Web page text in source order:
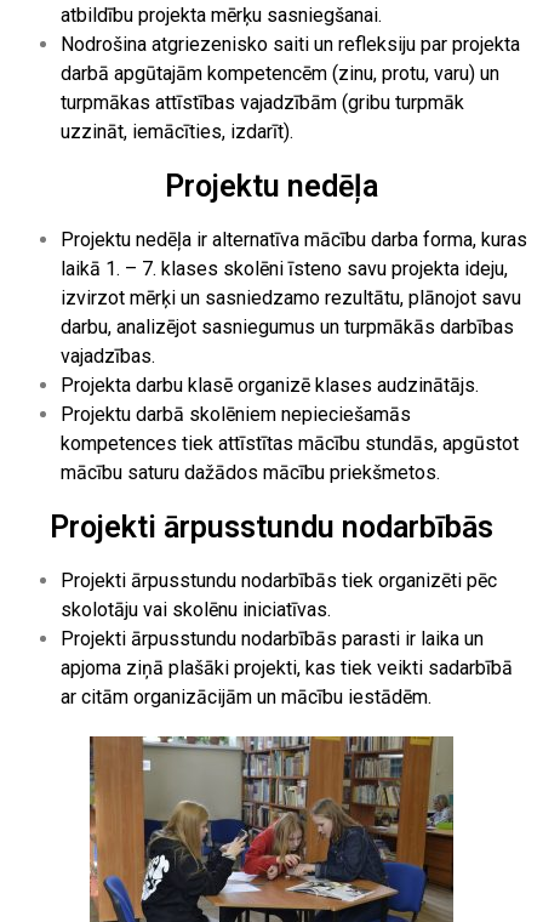
atbildību projekta mērķu sasniegšanai.
Nodrošina atgriezenisko saiti un refleksiju par projekta
darbā apgūtajām kompetencēm (zinu, protu, varu) un
turpmākas attīstības vajadzībām (gribu turpmāk
uzzināt, iemācīties, izdarīt).
Projektu nedēļa
Projektu nedēļa ir alternatīva mācību darba forma, kuras
laikā 1. – 7. klases skolēni īsteno savu projekta ideju,
izvirzot mērķi un sasniedzamo rezultātu, plānojot savu
darbu, analizējot sasniegumus un turpmākās darbības
vajadzības.
Projekta darbu klasē organizē klases audzinātājs.
Projektu darbā skolēniem nepieciešamās
kompetences tiek attīstītas mācību stundās, apgūstot
mācību saturu dažādos mācību priekšmetos.
Projekti ārpusstundu nodarbībās
Projekti ārpusstundu nodarbībās tiek organizēti pēc
skolotāju vai skolēnu iniciatīvas.
Projekti ārpusstundu nodarbībās parasti ir laika un
apjoma ziņā plašāki projekti, kas tiek veikti sadarbībā
ar citām organizācijām un mācību iestādēm.